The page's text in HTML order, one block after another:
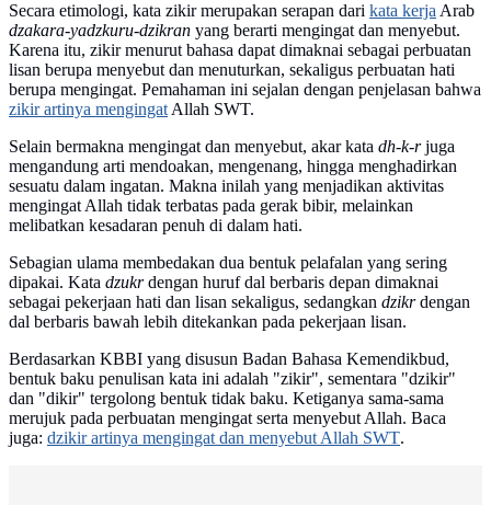
Secara etimologi, kata zikir merupakan serapan dari kata kerja Arab
dzakara-yadzkuru-dzikran yang berarti mengingat dan menyebut.
Karena itu, zikir menurut bahasa dapat dimaknai sebagai perbuatan
lisan berupa menyebut dan menuturkan, sekaligus perbuatan hati
berupa mengingat. Pemahaman ini sejalan dengan penjelasan bahwa
zikir artinya mengingat Allah SWT.
Selain bermakna mengingat dan menyebut, akar kata dh-k-rjuga
mengandung arti mendoakan, mengenang, hingga menghadirkan
sesuatu dalam ingatan. Makna inilah yang menjadikan aktivitas
mengingat Allah tidak terbatas pada gerak bibir, melainkan
melibatkan kesadaran penuh di dalam hati.
Sebagian ulama membedakan dua bentuk pelafalan yang sering
dipakai. Kata dzukrdengan huruf dal berbaris depan dimaknai
sebagai pekerjaan hati dan lisan sekaligus, sedangkan dzikrdengan
dal berbaris bawah lebih ditekankan pada pekerjaan lisan.
Berdasarkan KBBI yang disusun Badan Bahasa Kemendikbud,
bentuk baku penulisan kata ini adalah "zikir", sementara "dzikir"
dan "dikir" tergolong bentuk tidak baku. Ketiganya sama-sama
merujuk pada perbuatan mengingat serta menyebut Allah. Baca
juga: dzikir artinya mengingat dan menyebut Allah SWT.